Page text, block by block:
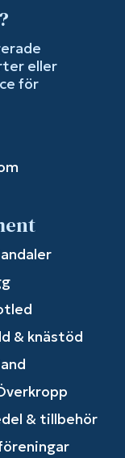
eller
för
& knästöd
& tillbehör